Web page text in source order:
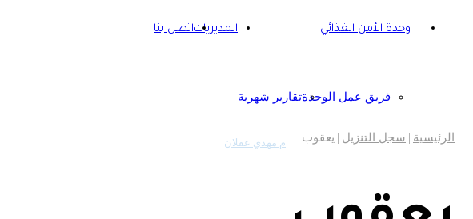
وحدة الأمن الغذائي
فريق عمل الوحدةتقارير شهرية
المديرياتاتصل بنا
الرئيسية | سجل التنزيل | يعقوب م مهدي عقلان